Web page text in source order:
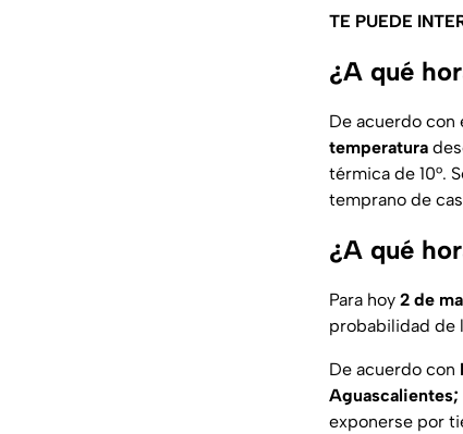
TE PUEDE
¿A qué
De acuerdo
temperatura
térmica de 10°.
temprano de
¿A qué
Para hoy 2 de
probabilidad de
De acuerdo con
Aguascalientes;
exponerse por